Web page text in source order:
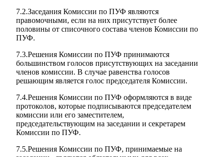
7.2.Заседания Комиссии по ПУФ являются
правомочными, если на них присутствует более
половины от списочного состава членов Комиссии по
ПУФ.
7.3.Решения Комиссии по ПУФ принимаются
большинством голосов присутствующих на заседании
членов комиссии. В случае равенства голосов
решающим является голос председателя Комиссии.
7.4.Решения Комиссии по ПУФ оформляются в виде
протоколов, которые подписываются председателем
комиссии или его заместителем,
председательствующим на заседании и секретарем
Комиссии по ПУФ.
7.5.Решения Комиссии по ПУФ, принимаемые на